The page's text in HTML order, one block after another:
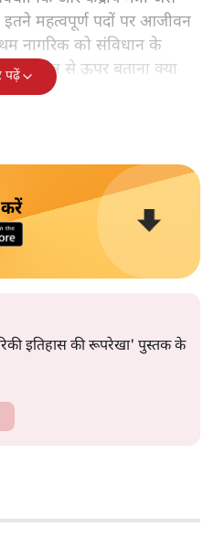
महत्वपूर्ण पदों पर आजीवन
नागरिक को संविधान के
क्षेत्र से ऊपर बताना क्या
है?
पढ़ें
इतिहास की रूपरेखा' पुस्तक के